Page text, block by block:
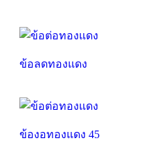
ข้อลดทองแดง
ข้องอทองแดง 45